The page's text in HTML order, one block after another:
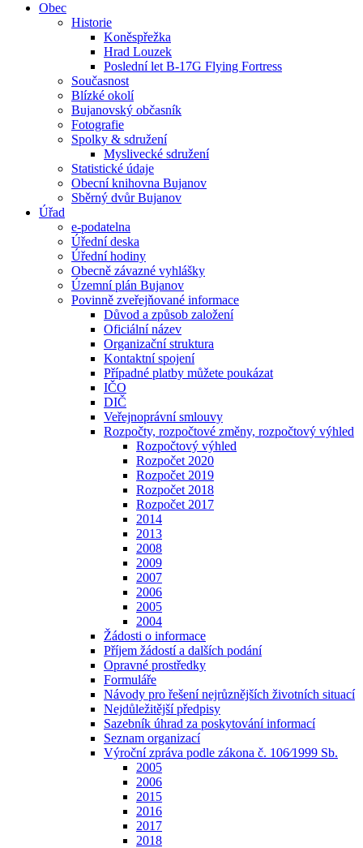
Obec
Historie
Koněspřežka
Hrad Louzek
Poslední let B-17G Flying Fortress
Současnost
Blízké okolí
Bujanovský občasník
Fotografie
Spolky & sdružení
Myslivecké sdružení
Statistické údaje
Obecní knihovna Bujanov
Sběrný dvůr Bujanov
Úřad
e-podatelna
Úřední deska
Úřední hodiny
Obecně závazné vyhlášky
Územní plán Bujanov
Povinně zveřejňované informace
Důvod a způsob založení
Oficiální název
Organizační struktura
Kontaktní spojení
Případné platby můžete poukázat
IČO
DIČ
Veřejnoprávní smlouvy
Rozpočty, rozpočtové změny, rozpočtový výhled
Rozpočtový výhled
Rozpočet 2020
Rozpočet 2019
Rozpočet 2018
Rozpočet 2017
2014
2013
2008
2009
2007
2006
2005
2004
Žádosti o informace
Příjem žádostí a dalších podání
Opravné prostředky
Formuláře
Návody pro řešení nejrůznějších životních situací
Nejdůležitější předpisy
Sazebník úhrad za poskytování informací
Seznam organizací
Výroční zpráva podle zákona č. 106⁄1999 Sb.
2005
2006
2015
2016
2017
2018